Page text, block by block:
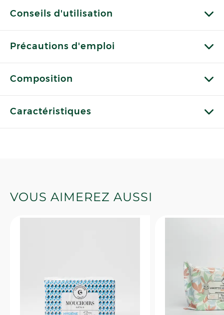
Conseils d'utilisation
Précautions d'emploi
Composition
Caractéristiques
VOUS AIMEREZ AUSSI